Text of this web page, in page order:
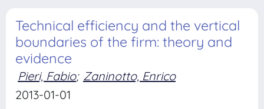
Technical efficiency and the vertical
boundaries of the firm: theory and
evidence
Pieri, Fabio; Zaninotto, Enrico
2013-01-01